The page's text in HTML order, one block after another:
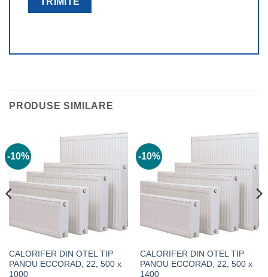
PRODUSE SIMILARE
-10%
CALORIFER DIN OTEL TIP
PANOU ECCORAD, 22, 500 x
1000
-10%
CALORIFER DIN OTEL TIP
PANOU ECCORAD, 22, 500 x
1400